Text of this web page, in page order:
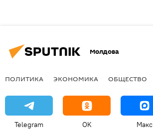
Молдова
ПОЛИТИКА ЭКОНОМИКА ОБЩЕСТВО
Telegram OK Макс